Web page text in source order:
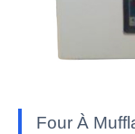
Four À